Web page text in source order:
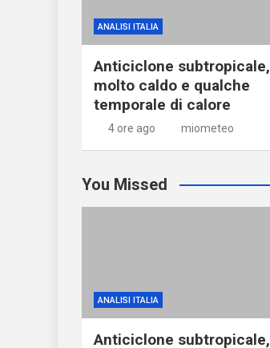
ANALISI ITALIA
Anticiclone subtropicale,
molto caldo e qualche
temporale di calore
4 ore ago miometeo
You Missed
ANALISI ITALIA
Anticiclone subtropicale,